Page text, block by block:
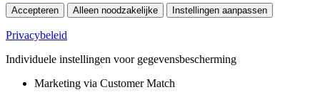
Accepteren Alleen noodzakelijke Instellingen aanpassen
Privacybeleid
Individuele instellingen voor gegevensbescherming
Marketing via Customer Match